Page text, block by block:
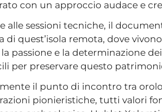
con un approccio audace e
alle sessioni tecniche, il
quest’isola remota, dove
passione e la determinazione
per preservare questo
il punto di incontro tra
pionieristiche, tutti valori